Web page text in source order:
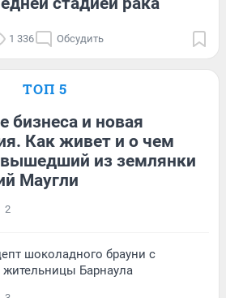
1 336 Обсудить
ТОП 5
бизнеса и новая
Как живет и о чем
из землянки
Маугли
2
шоколадного брауни с
жительницы Барнаула